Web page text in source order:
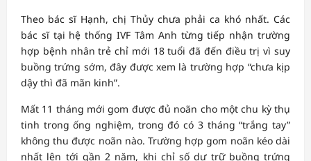
Theo bác sĩ Hạnh, chị Thủy chưa phải ca khó nhất. Các
bác sĩ tại hệ thống IVF Tâm Anh từng tiếp nhận trường
hợp bệnh nhân trẻ chỉ mới 18 tuổi đã đến điều trị vì suy
buồng trứng sớm, đây được xem là trường hợp “chưa kịp
dậy thì đã mãn kinh”.
Mất 11 tháng mới gom được đủ noãn cho một chu kỳ thụ
tinh trong ống nghiệm, trong đó có 3 tháng “trắng tay”
không thu được noãn nào. Trường hợp gom noãn kéo dài
nhất lên tới gần 2 năm, khi chỉ số dự trữ buồng trứng